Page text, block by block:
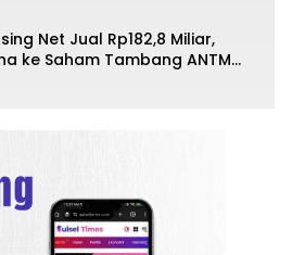
Net Jual Rp182,8 Miliar,
ke Saham Tambang ANTM